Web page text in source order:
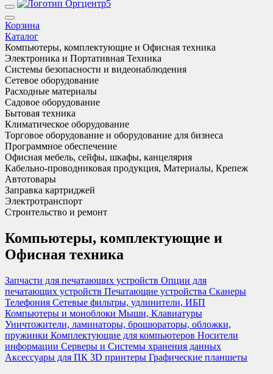
Корзина
Каталог
Компьютеры, комплектующие и Офисная техника
Электроника и Портативная Техника
Системы безопасности и видеонаблюдения
Сетевое оборудование
Расходные материалы
Садовое оборудование
Бытовая техника
Климатическое оборудование
Торговое оборудование и оборудование для бизнеса
Программное обеспечение
Офисная мебель, сейфы, шкафы, канцелярия
Кабельно-проводниковая продукция, Материалы, Крепеж
Автотовары
Заправка картриджей
Электротранспорт
Строительство и ремонт
Компьютеры, комплектующие и
Офисная техника
Запчасти для печатающих устройств Опции для
печатающих устройств Печатающие устройства Сканеры
Телефония Сетевые фильтры, удлинители, ИБП
Компьютеры и моноблоки Мыши, Клавиатуры
Уничтожители, ламинаторы, брошюраторы, обложки,
пружинки Комплектующие для компьютеров Носители
информации Серверы и Системы хранения данных
Аксессуары для ПК 3D принтеры Графические планшеты